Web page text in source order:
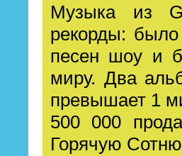
Музыка из
рекорды:
песен шоу и
миру. Два
превышает 1
500 000
Горячую